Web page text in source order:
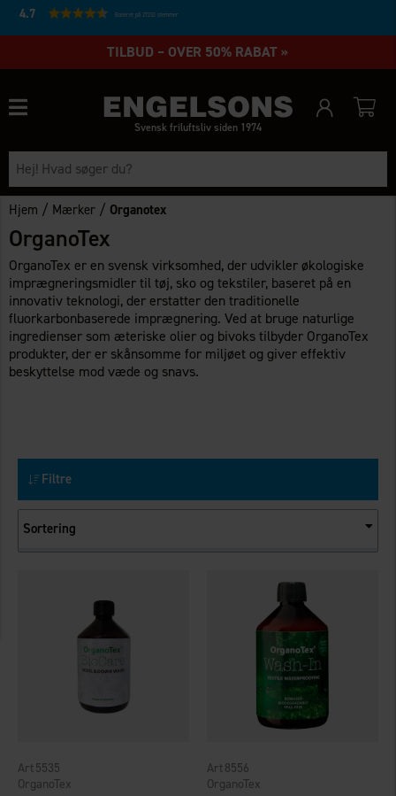
4.7 Baseret på 27232 stemmer
TILBUD – OVER 50% RABAT »
Svensk friluftsliv siden 1974
Hjem / Mærker / Organotex
OrganoTex
OrganoTex er en svensk virksomhed, der udvikler økologiske
imprægneringsmidler til tøj, sko og tekstiler, baseret på en
innovativ teknologi, der erstatter den traditionelle
fluorkarbonbaserede imprægnering. Ved at bruge naturlige
ingredienser som æteriske olier og bivoks tilbyder OrganoTex
produkter, der er skånsomme for miljøet og giver effektiv
beskyttelse mod væde og snavs.
Filtre
Sortering
OrganoTex
5535
OrganoTex
8556